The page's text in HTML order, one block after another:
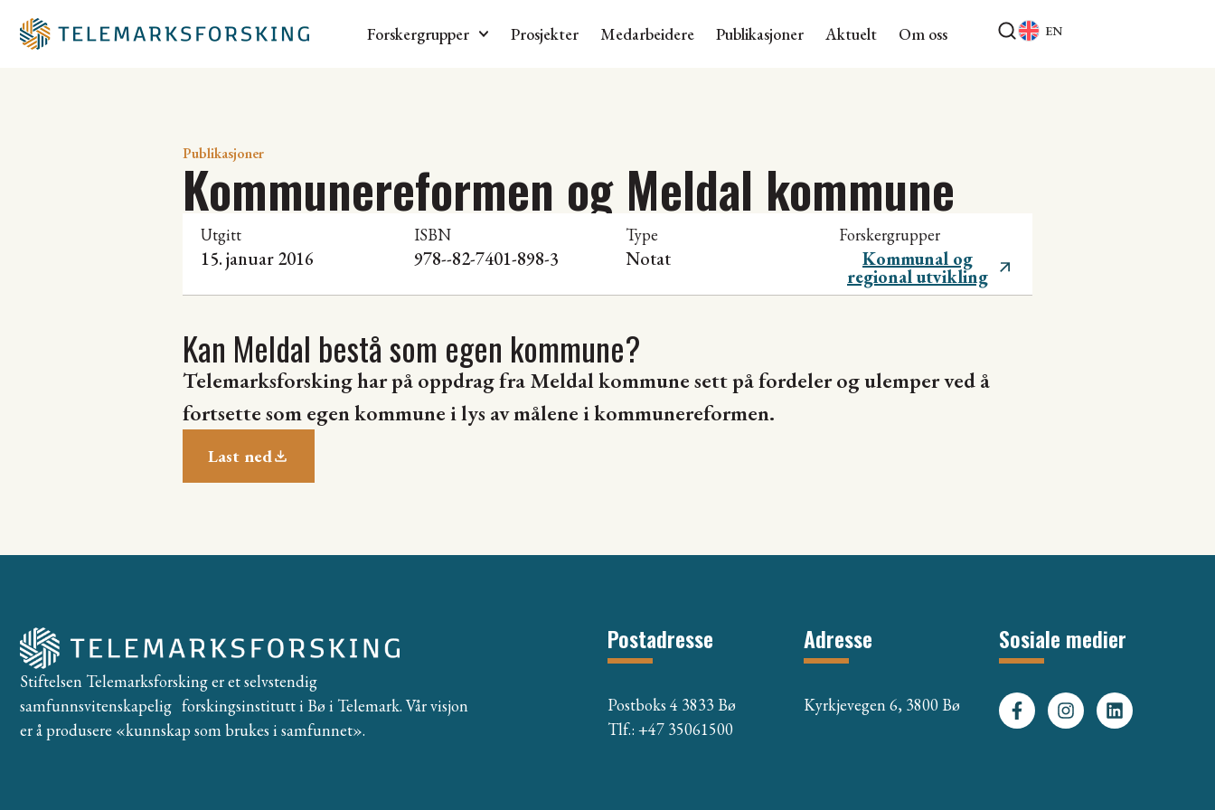
Forskergrupper Prosjekter Medarbeidere Publikasjoner Aktuelt Om oss EN
Publikasjoner
Kommunereformen og Meldal kommune
Utgitt
15. januar 2016
ISBN
978--82-7401-898-3
Type
Notat
Forskergrupper
Kommunal og
regional utvikling
Kan Meldal bestå som egen kommune?
Telemarksforsking har på oppdrag fra Meldal kommune sett på fordeler og ulemper ved å
fortsette som egen kommune i lys av målene i kommunereformen.
Last ned
Stiftelsen Telemarksforsking er et selvstendig
samfunnsvitenskapelig forskingsinstitutt i Bø i Telemark. Vår visjon
er å produsere «kunnskap som brukes i samfunnet».
Postadresse
Postboks 4 3833 Bø
Tlf.: +47 35061500
Adresse
Kyrkjevegen 6, 3800 Bø
Sosiale medier